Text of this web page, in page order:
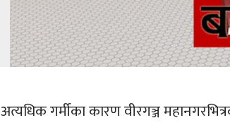
अत्यधिक गर्मीका कारण वीरगञ्ज